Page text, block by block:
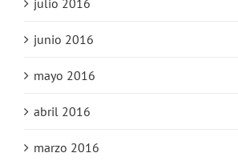
junio 2016
mayo 2016
abril 2016
marzo 2016